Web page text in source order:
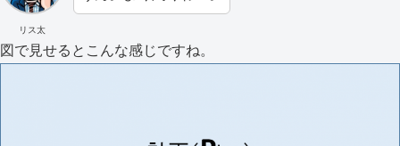
リス太
図で見せるとこんな感じですね。